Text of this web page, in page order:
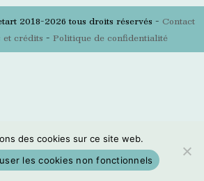
2018-2026 tous droits réservés - Contact
et crédits - Politique de confidentialité
des cookies sur ce site web.
les cookies non fonctionnels